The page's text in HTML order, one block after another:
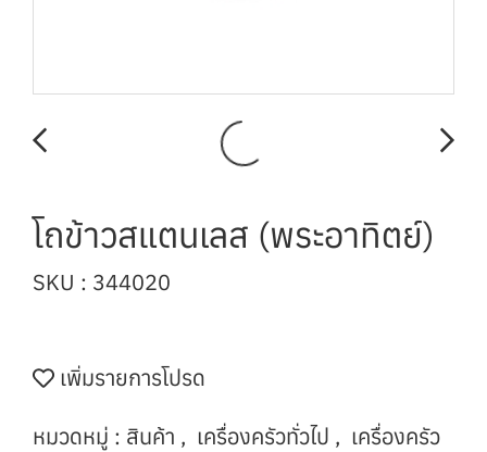
โถข้าวสแตนเลส (พระอาทิตย์)
SKU : 344020
เพิ่มรายการโปรด
หมวดหมู่ : สินค้า , เครื่องครัวทั่วไป , เครื่องครัว